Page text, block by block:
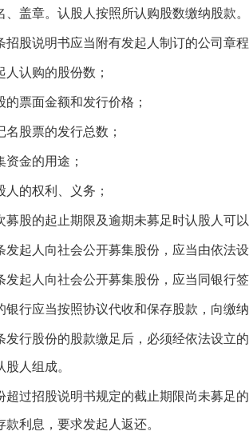
、盖章。认股人按照所认购股数缴纳股款。
股说明书应当附有发起人制订的公司章
认购的股份数；
票面金额和发行价格；
股票的发行总数；
金的用途；
的权利、义务；
股的起止期限及逾期未募足时认股人可
起人向社会公开募集股份，应当由依法
起人向社会公开募集股份，应当同银行
行应当按照协议代收和保存股款，向缴
行股份的股款缴足后，必须经依法设立
人组成。
过招股说明书规定的截止期限尚未募足
款利息，要求发起人返还。